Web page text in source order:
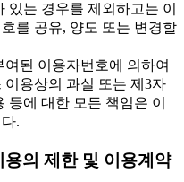
는 경우를 제외하고는 이
를 공유, 양도 또는 변경할
된 이용자번호에 의하여
이용상의 과실 또는 제3자
등에 대한 모든 책임은 이
.
의 제한 및 이용계약